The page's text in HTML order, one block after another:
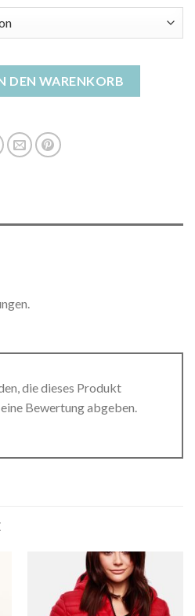
DEN WARENKORB
die dieses Produkt
Bewertung abgeben.